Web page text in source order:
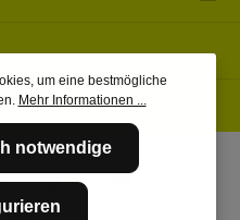
um eine bestmögliche
Mehr Informationen ...
notwendige